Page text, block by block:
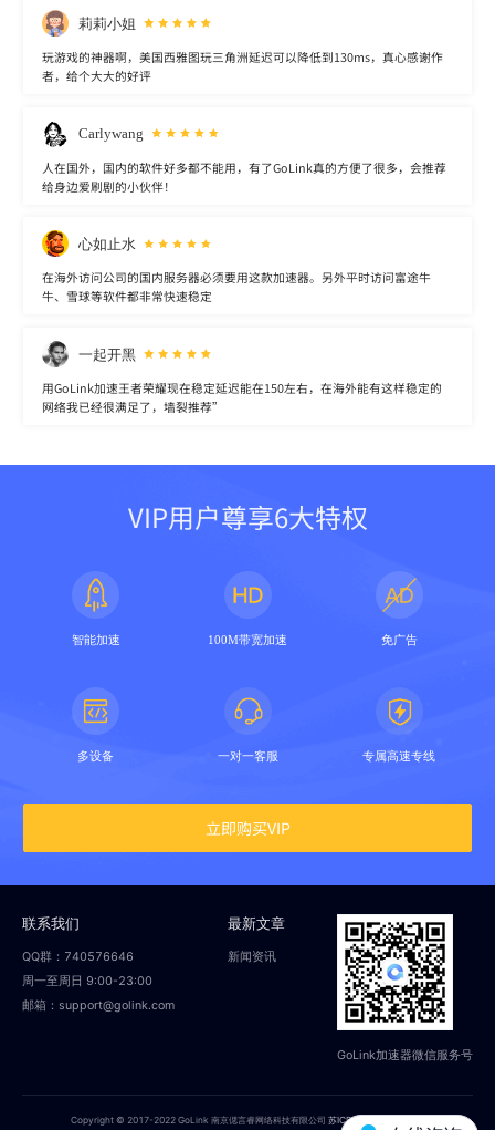
莉莉小姐
玩游戏的神器啊，美国西雅图玩三角洲延迟可以降低到130ms，真心感谢作
者，给个大大的好评
Carlywang
人在国外，国内的软件好多都不能用，有了GoLink真的方便了很多，会推荐
给身边爱刷剧的小伙伴！
心如止水
在海外访问公司的国内服务器必须要用这款加速器。另外平时访问富途牛
牛、雪球等软件都非常快速稳定
一起开黑
用GoLink加速王者荣耀现在稳定延迟能在150左右，在海外能有这样稳定的
网络我已经很满足了，墙裂推荐”
VIP用户尊享6大特权
智能加速 100M带宽加速 免广告
多设备 一对一客服 专属高速专线
立即购买VIP
联系我们
QQ群：740576646
周一至周日 9:00-23:00
邮箱：support@golink.com
最新文章
新闻资讯
GoLink加速器微信服务号
Copyright © 2017-2022 GoLink 南京偲言睿网络科技有限公司苏ICP备18014251号-2